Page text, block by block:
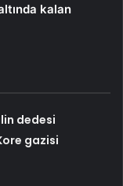
kalan
dedesi
gazisi